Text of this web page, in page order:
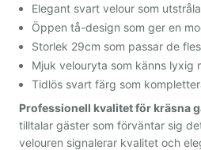
Elegant svart velour som
Öppen tå-design som ger en
Storlek 29cm som passar de
Mjuk velouryta som känns lyxig
Tidlös svart färg som
Professionell kvalitet för kräsna
tilltalar gäster som förväntar sig
velouren signalerar kvalitet och